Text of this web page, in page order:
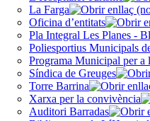
La Farga
Oficina d’entitats
Pla Integral Les Planes -
Poliesportius Municipals
Programa Municipal per a
Síndica de Greuges
Torre Barrina
Xarxa per la convivència
Auditori Barradas